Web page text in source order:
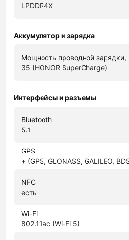
LPDDR4X
Аккумулятор и зарядка
Мощность проводной зарядки,
35 (HONOR SuperCharge)
Интерфейсы и разъемы
Bluetooth
5.1
GPS
+ (GPS, GLONASS, GALILEO,
NFC
есть
Wi-Fi
802.11ac (Wi-Fi 5)